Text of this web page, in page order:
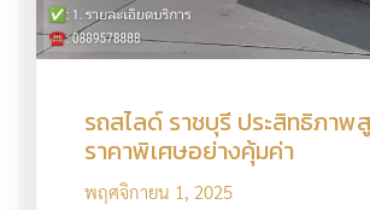
รถสไลด์ ราชบุรี ประสิทธิภาพ
ราคาพิเศษอย่างคุ้มค่า
พฤศจิกายน 1, 2025